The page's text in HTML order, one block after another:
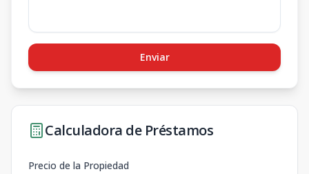
Enviar
Calculadora de Préstamos
Precio de la Propiedad